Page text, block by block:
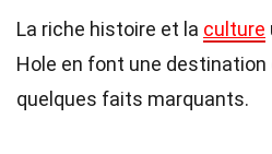
La riche histoire et la culture
Hole en font une
quelques faits marquants.